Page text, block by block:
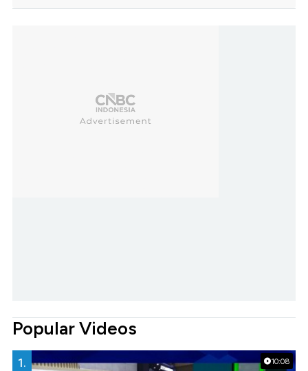
Popular Videos
10:08
1.